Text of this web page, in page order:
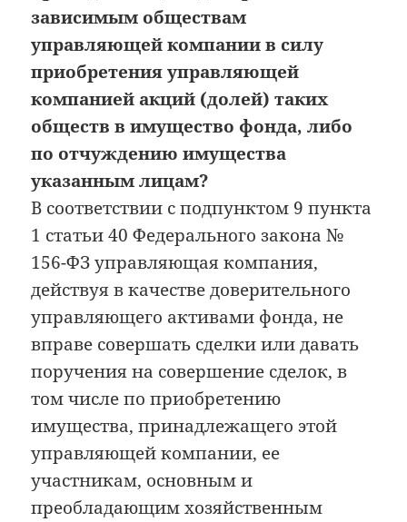
зависимым обществам
управляющей компании в силу
приобретения управляющей
компанией акций (долей) таких
обществ в имущество фонда, либо
по отчуждению имущества
указанным лицам?
В соответствии с подпунктом 9 пункта
1 статьи 40 Федерального закона №
156-ФЗ управляющая компания,
действуя в качестве доверительного
управляющего активами фонда, не
вправе совершать сделки или давать
поручения на совершение сделок, в
том числе по приобретению
имущества, принадлежащего этой
управляющей компании, ее
участникам, основным и
преобладающим хозяйственным